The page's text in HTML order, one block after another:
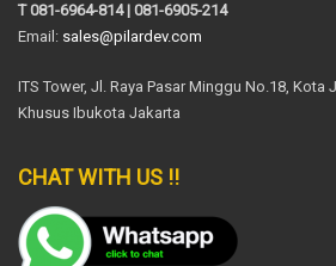
T 081-6964-814 | 081-6905-214
Email: sales@pilardev.com
ITS Tower, Jl. Raya Pasar Minggu No.18, Kota
Khusus Ibukota Jakarta
CHAT WITH US !!